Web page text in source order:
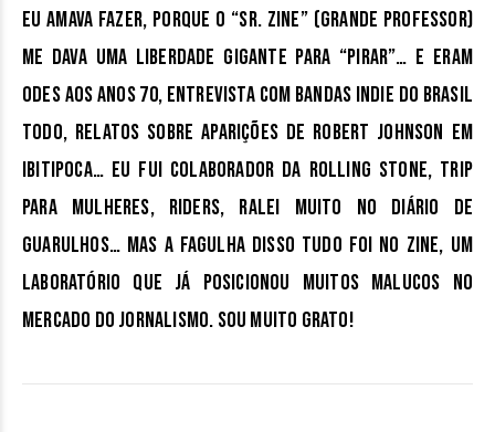
eu amava fazer, porque o “Sr. Zine” (grande professor)
me dava uma liberdade gigante para “pirar”… E eram
odes aos anos 70, entrevista com bandas indie do Brasil
todo, relatos sobre aparições de Robert Johnson em
Ibitipoca… Eu fui colaborador da Rolling Stone, Trip
para Mulheres, Riders, ralei muito no Diário de
Guarulhos… Mas a fagulha disso tudo foi no Zine, um
laboratório que já posicionou muitos malucos no
mercado do jornalismo. Sou muito grato!